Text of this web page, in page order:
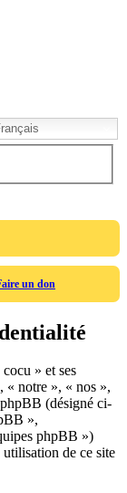
un don
» et ses
« notre », « nos »,
(désigné ci-
»,
phpBB »)
de ce site